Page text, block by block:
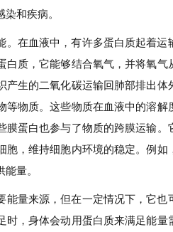
和疾病。
。在血液中，有许多蛋白质起着运
白质，它能够结合氧气，并将氧气
产生的二氧化碳运输回肺部排出体
等物质。这些物质在血液中的溶解
膜蛋白也参与了物质的跨膜运输。
胞，维持细胞内环境的稳定。例如
量。
能量来源，但在一定情况下，它也
时，身体会动用蛋白质来满足能量